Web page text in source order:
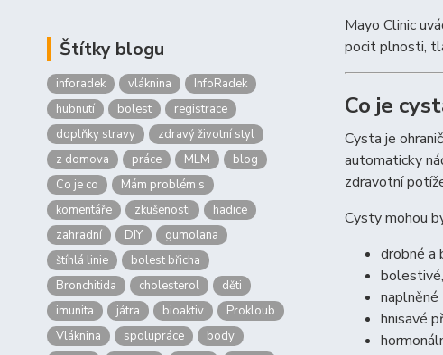
Štítky blogu
inforadek vláknina
InfoRadek
hubnutí
bolest
registrace
doplňky stravy
zdravý životní styl
z domova
práce MLM
blog
Co je co
Mám problém s
komentáře
zkušenosti
hadice
zahradní
DIY
gumolana
štíhlá linie
bolest břicha
Bronchitida
cholesterol
děti
imunita
játra bioaktiv
Prokloub
Vláknina
spolupráce
body
Mayo Clinic
pocit plnosti,
Co je
Cysta je
automaticky
zdravotní
Cysty mohou
drobné a
bolestivé,
hnisavé